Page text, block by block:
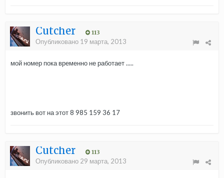
Cutcher 113
Опубликовано 19 марта, 2013
мой номер пока временно не работает .....
звонить вот на этот 8 985 159 36 17
Cutcher 113
Опубликовано 29 марта, 2013